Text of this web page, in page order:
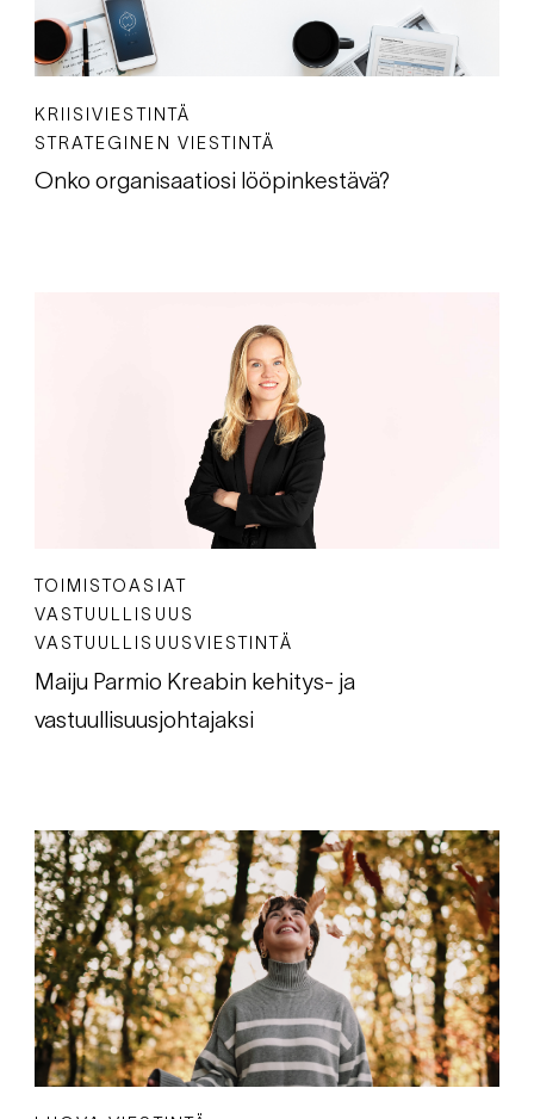
KRIISIVIESTINTÄ
STRATEGINEN VIESTINTÄ
Onko organisaatiosi lööpinkestävä?
TOIMISTOASIAT
VASTUULLISUUS
VASTUULLISUUSVIESTINTÄ
Maiju Parmio Kreabin kehitys- ja
vastuullisuusjohtajaksi